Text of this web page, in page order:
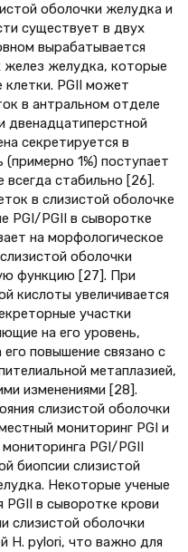
оболочки желудка и
существует в двух
вырабатывается
желез желудка, которые
PGII может
в антральном отделе
двенадцатиперстной
секретируется в
1%) поступает
всегда стабильно [26].
в слизистой оболочке
PGI/PGII в сыворотке
на морфологическое
оболочки
функцию [27]. При
кислоты увеличивается
участки
на его уровень,
повышение связано с
метаплазией,
изменениями [28].
слизистой оболочки
мониторинг PGI и
PGI/PGII
биопсии слизистой
Некоторые ученые
в сыворотке крови
слизистой оболочки
H. pylori, что важно для